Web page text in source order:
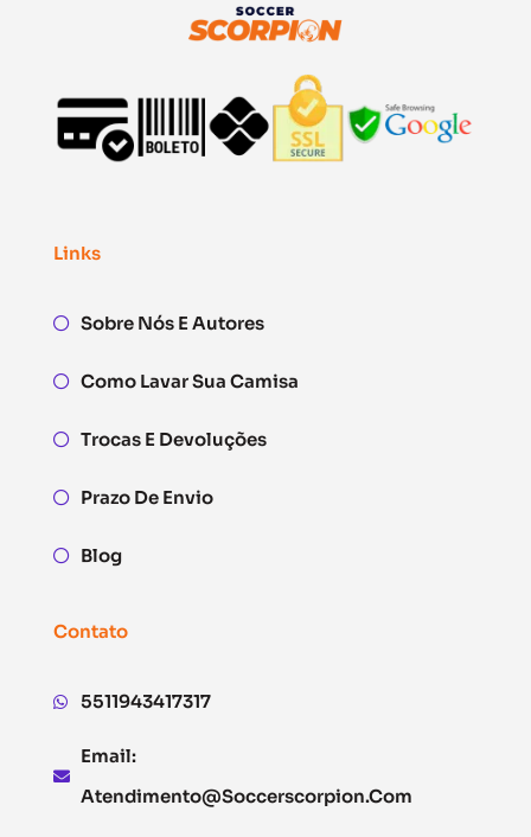
Links
Sobre Nós E Autores
Como Lavar Sua Camisa
Trocas E Devoluções
Prazo De Envio
Blog
Contato
5511943417317
Email:
Atendimento@soccerscorpion.com